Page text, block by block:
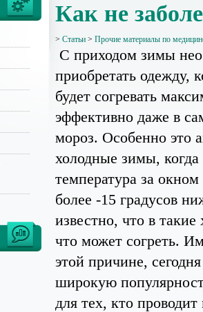
Как не
> Статьи > Прочие материалы по
С приходом зимы
приобретать одежду,
будет согревать
эффективно даже в
мороз. Особенно это
холодные зимы, когда
температура за окном
более -15 градусов
известно, что в такие
что может согреть.
этой причине,
широкую
для тех, кто